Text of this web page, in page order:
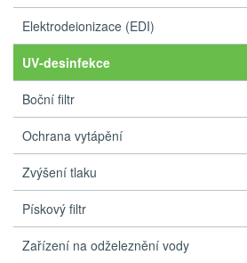
Elektrodeionizace (EDI)
UV-desinfekce
Boční filtr
Ochrana vytápění
Zvýšení tlaku
Pískový filtr
Zařízení na odželeznění vody